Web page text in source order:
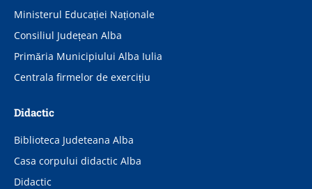
Ministerul Educației Naționale
Consiliul Județean Alba
Primăria Municipiului Alba Iulia
Centrala firmelor de exercițiu
Didactic
Biblioteca Judeteana Alba
Casa corpului didactic Alba
Didactic